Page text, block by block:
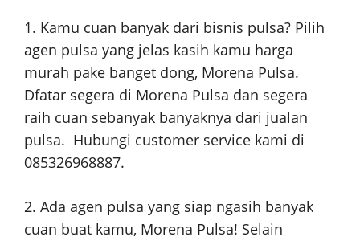
1. Kamu cuan banyak dari bisnis pulsa? Pilih
agen pulsa yang jelas kasih kamu harga
murah pake banget dong, Morena Pulsa.
Dfatar segera di Morena Pulsa dan segera
raih cuan sebanyak banyaknya dari jualan
pulsa. Hubungi customer service kami di
085326968887.
2. Ada agen pulsa yang siap ngasih banyak
cuan buat kamu, Morena Pulsa! Selain